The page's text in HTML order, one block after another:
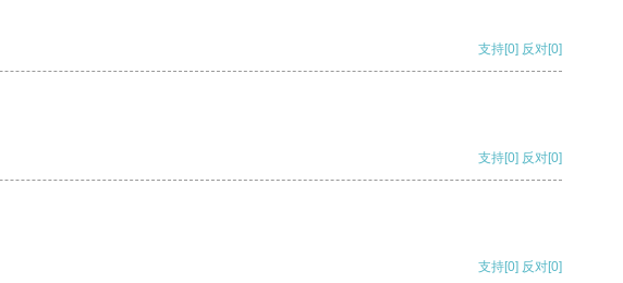
支持[0] 反对[0]
支持[0] 反对[0]
支持[0] 反对[0]